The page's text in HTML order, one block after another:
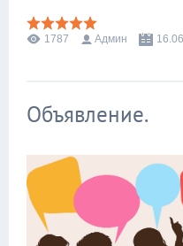
1787 Админ
Объявление.